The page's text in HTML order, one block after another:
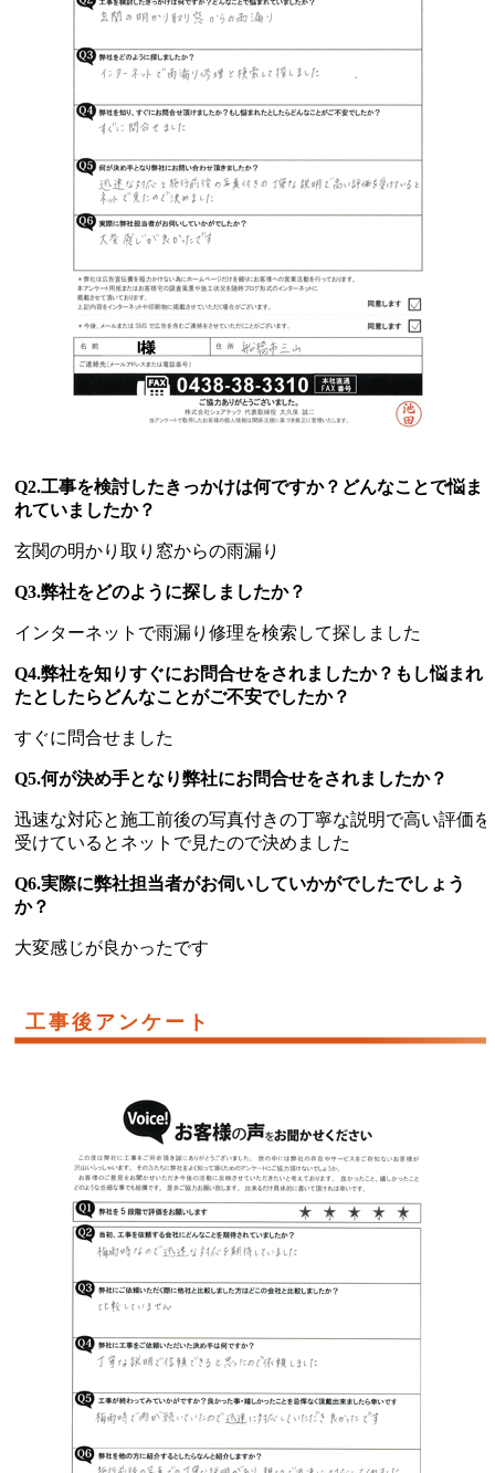
Q2.工事を検討したきっかけは何ですか？どんなことで悩ま
れていましたか？
玄関の明かり取り窓からの雨漏り
Q3.弊社をどのように探しましたか？
インターネットで雨漏り修理を検索して探しました
Q4.弊社を知りすぐにお問合せをされましたか？もし悩まれ
たとしたらどんなことがご不安でしたか？
すぐに問合せました
Q5.何が決め手となり弊社にお問合せをされましたか？
迅速な対応と施工前後の写真付きの丁寧な説明で高い評価を
受けているとネットで見たので決めました
Q6.実際に弊社担当者がお伺いしていかがでしたでしょう
か？
大変感じが良かったです
工事後アンケート